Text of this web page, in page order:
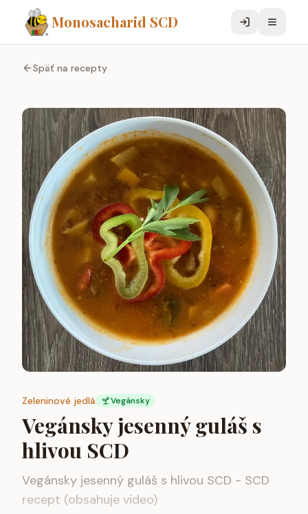
Monosacharid SCD
Späť na recepty
Zeleninové jedlá Vegánsky
Vegánsky jesenný guláš s
hlivou SCD
Vegánsky jesenný guláš s hlivou SCD - SCD
recept (obsahuje video)